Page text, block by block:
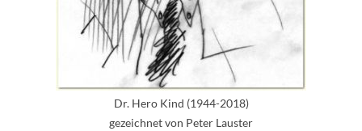
Dr. Hero Kind (1944-2018)
gezeichnet von Peter Lauster